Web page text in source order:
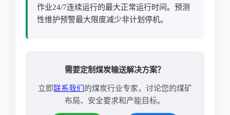
作业24/7连续运行的最大正常运行时间。预测
性维护预警最大限度减少非计划停机。
需要定制煤炭输送解决方案？
立即联系我们 的煤炭行业专家，讨论您的煤矿
布局、安全要求和产能目标。